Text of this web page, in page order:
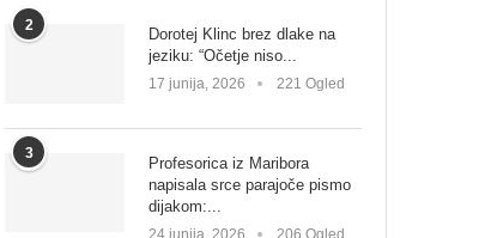
2
Dorotej Klinc brez dlake na
jeziku: “Očetje niso...
17 junija, 2026 221 Ogled
3
Profesorica iz Maribora
napisala srce parajoče pismo
dijakom:...
24 junija, 2026 206 Ogled